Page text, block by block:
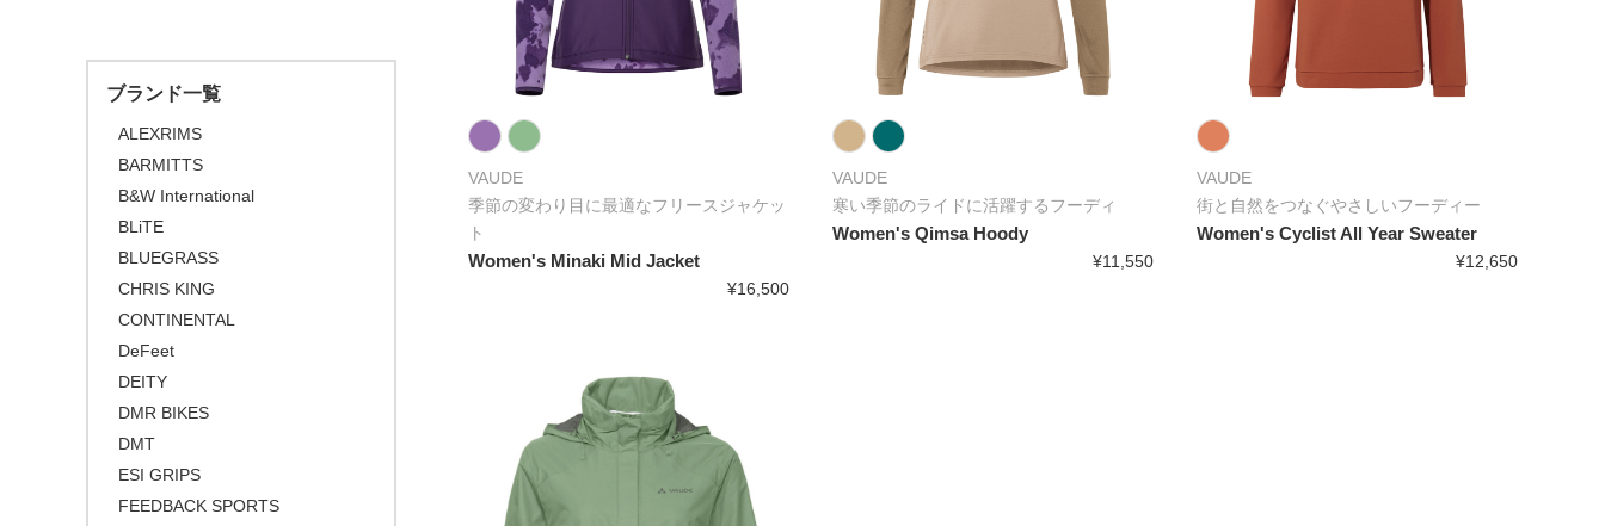
VAUDE
季節の変わり目に最適なフリースジャケッ
ト
Women's Minaki Mid Jacket
¥16,500
VAUDE
寒い季節のライドに活躍するフーディ
Women's Qimsa Hoody
¥11,550
VAUDE
街と自然をつなぐやさしいフーディー
Women's Cyclist All Year Sweater
¥12,650
シーラント
NINER BIKES
SHOWERS PASS
VAUDE
\30,001 ～ 50,000
\50,001 ～
オレンジ
ピンク
レッド
パープル
グリーン
イエロー
ゴールド
シルバー
その他
グラベルバイク
小径/折りたたみ自転車
タイムトライアル / トライアスロ
ン
トラベル/ツーリング
シクロクロスバイク
クロスバイク / アーバンバイク
ブランド一覧
ALEXRIMS
BARMITTS
B&W International
BLiTE
BLUEGRASS
CHRIS KING
CONTINENTAL
DeFeet
DEITY
DMR BIKES
DMT
ESI GRIPS
FEEDBACK SPORTS